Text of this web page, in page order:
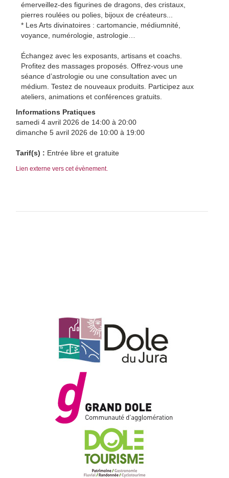
émerveillez-des figurines de dragons, des cristaux,
pierres roulées ou polies, bijoux de créateurs...
* Les Arts divinatoires : cartomancie, médiumnité,
voyance, numérologie, astrologie…
Échangez avec les exposants, artisans et coachs.
Profitez des massages proposés. Offrez-vous une
séance d’astrologie ou une consultation avec un
médium. Testez de nouveaux produits. Participez aux
ateliers, animations et conférences gratuits.
Informations Pratiques
samedi 4 avril 2026 de 14:00 à 20:00
dimanche 5 avril 2026 de 10:00 à 19:00
Tarif(s) : Entrée libre et gratuite
Lien externe vers cet évènement.